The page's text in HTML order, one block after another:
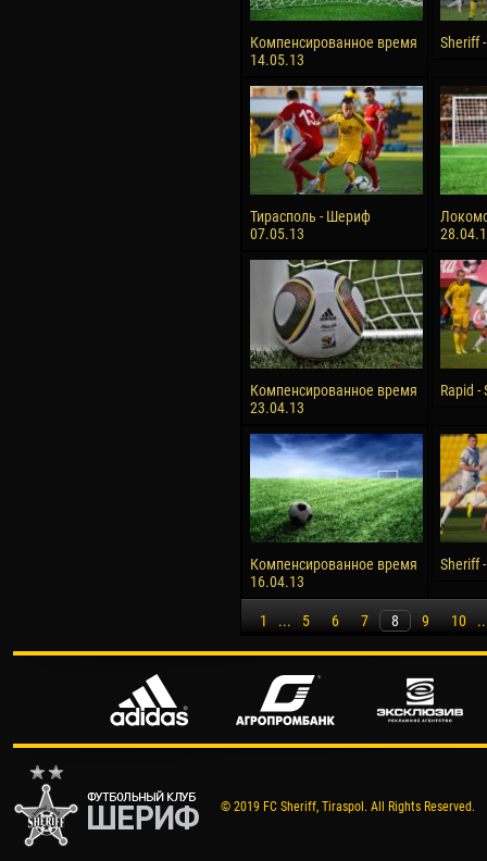
Компенсированное время
14.05.13
Sheriff
Тирасполь - Шериф
07.05.13
Компенсированное время
23.04.13
Rapid
Компенсированное время
16.04.13
Sheriff
1 ... 5 6 7 8 9 10
© 2019 FC Sheriff, Tiraspol. All Rights Reserved.